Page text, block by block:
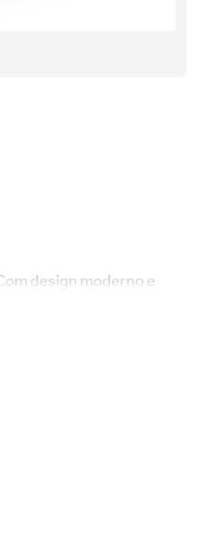
design moderno e
de entrada muito